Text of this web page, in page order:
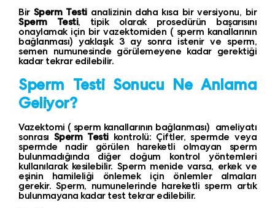
Bir Sperm Testianalizinin daha kısa bir versiyonu, bir
Sperm Testi, tipik olarak prosedürün başarısını
onaylamak için bir vazektomiden ( sperm kanallarının
bağlanması) yaklaşık 3 ay sonra istenir ve sperm,
semen numunesinde görülemeyene kadar gerektiği
kadar tekrar edilebilir.
Sperm Testi Sonucu Ne Anlama
Geliyor?
Vazektomi ( sperm kanallarının bağlanması) ameliyatı
sonrası Sperm Testikontrolü: Çiftler, spermde veya
spermde nadir görülen hareketli olmayan sperm
bulunmadığında diğer doğum kontrol yöntemleri
kullanılarak kesilebilir. Sperm menide varsa, erkek ve
eşinin hamileliği önlemek için önlemler almaları
gerekir. Sperm, numunelerinde hareketli sperm artık
bulunmayana kadar test tekrar edilebilir.